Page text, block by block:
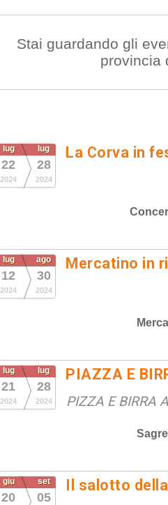
Stai guardando gli
provincia
lug
22
2024
lug
28
2024
La Corva in
lug
12
2024
ago
30
2024
Mercatino in
lug
21
2024
lug
28
2024
PIAZZA E
PIZZA E BIRRA
Sagre
giu
20
set
05
Il salotto